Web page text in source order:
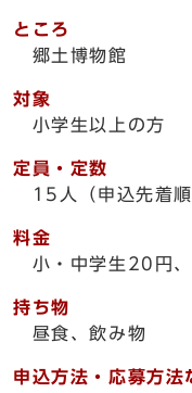
ところ
郷土博物館
対象
小学生以上の方
定員・定数
15人（申込先着順
料金
小・中学生20円
持ち物
昼食、飲み物
申込方法・応募方法